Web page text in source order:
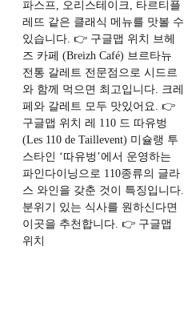
파스프, 오리스테이크, 타르티플
레뜨 같은 클래식 메뉴를 맛볼 수
있습니다. 👉 구글맵 위치 브헤
즈 카페 (Breizh Café) 브르타뉴
전통 갈레트 전문점으로 시드르
와 함께 먹으면 최고입니다. 크레
페와 갈레트 모두 맛있어요. 👉
구글맵 위치 레 110 드 따유벙
(Les 110 de Taillevent) 미슐랭 투
스타인 ‘따유벙’에서 운영하는
파인다이닝으로 110종류의 글라
스 와인을 갖춘 것이 특징입니다.
분위기 있는 식사를 원하신다면
이곳을 추천합니다. 👉 구글맵
위치